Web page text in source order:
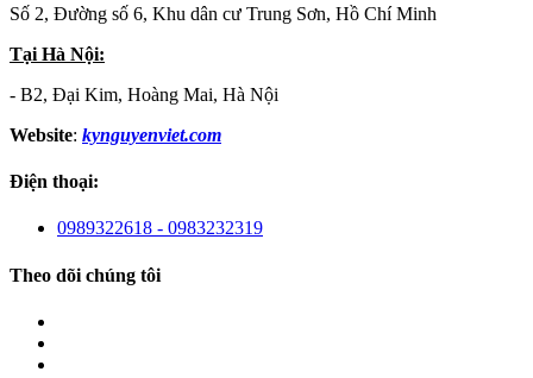
Số 2, Đường số 6, Khu dân cư Trung Sơn, Hồ Chí Minh
Tại Hà Nội:
- B2, Đại Kim, Hoàng Mai, Hà Nội
Website: kynguyenviet.com
Điện thoại:
0989322618 - 0983232319
Theo dõi chúng tôi